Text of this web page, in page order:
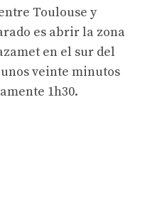
Toulouse y
es abrir la zona
en el sur del
veinte minutos
1h30.